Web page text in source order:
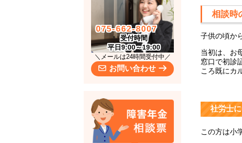
075-662-8007
受付時間
平日9:00～19:00
＼メールは24時間受付中／
お問い合わせ
相談時
子供の頃か
当初は、お
窓口で初診
ころ既にカ
社労士
この方は小